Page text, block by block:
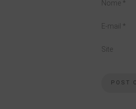
Nome *
E-mail *
Site